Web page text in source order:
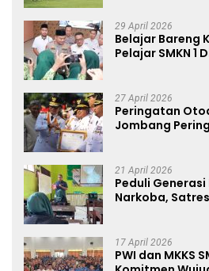
29 April 2026
Belajar Bareng
Pelajar SMKN 1
27 April 2026
Peringatan
Jombang
21 April 2026
Peduli
Narkoba,
17 April 2026
PWI dan MKKS